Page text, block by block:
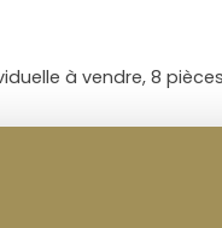
à vendre, 8